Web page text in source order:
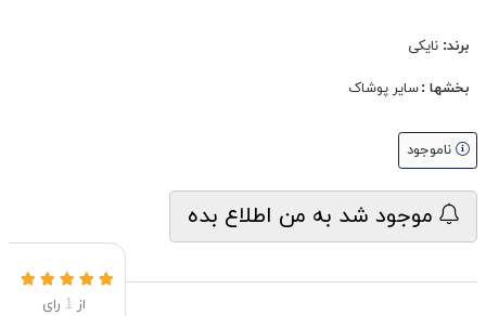
برند: نایکی
بخشها :سایر پوشاک
ناموجود
موجود شد به من اطلاع بده
از 1 رای